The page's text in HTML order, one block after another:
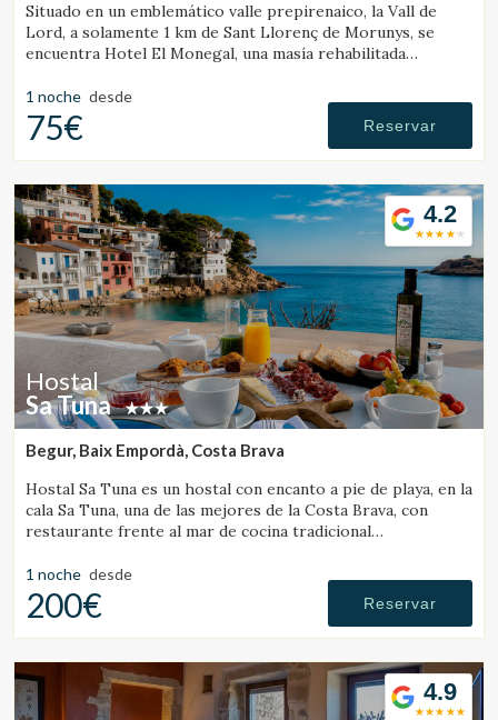
Situado en un emblemático valle prepirenaico, la Vall de
Lord, a solamente 1 km de Sant Llorenç de Morunys, se
encuentra Hotel El Monegal, una masía rehabilitada
1 noche desde
75€ Reservar
4.2
Hostal
Sa Tuna
Begur, Baix Empordà, Costa Brava
Hostal Sa Tuna es un hostal con encanto a pie de playa, en la
cala Sa Tuna, una de las mejores de la Costa Brava, con
restaurante frente al mar de cocina tradicional
1 noche desde
200€ Reservar
4.9